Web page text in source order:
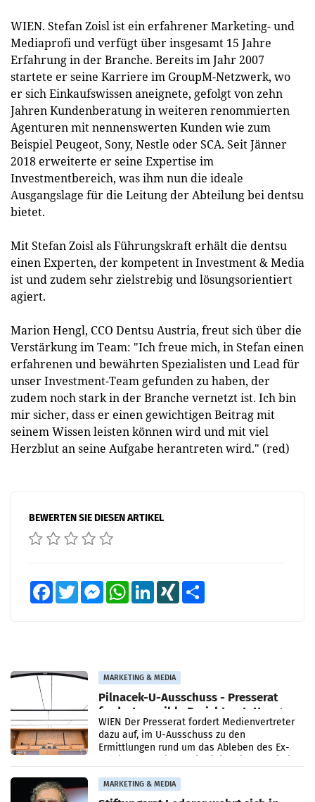
WIEN. Stefan Zoisl ist ein erfahrener Marketing- und
Mediaprofi und verfügt über insgesamt 15 Jahre
Erfahrung in der Branche. Bereits im Jahr 2007
startete er seine Karriere im GroupM-Netzwerk, wo
er sich Einkaufswissen aneignete, gefolgt von zehn
Jahren Kundenberatung in weiteren renommierten
Agenturen mit nennenswerten Kunden wie zum
Beispiel Peugeot, Sony, Nestle oder SCA. Seit Jänner
2018 erweiterte er seine Expertise im
Investmentbereich, was ihm nun die ideale
Ausgangslage für die Leitung der Abteilung bei dentsu
bietet.
Mit Stefan Zoisl als Führungskraft erhält die dentsu
einen Experten, der kompetent in Investment & Media
ist und zudem sehr zielstrebig und lösungsorientiert
agiert.
Marion Hengl, CCO Dentsu Austria, freut sich über die
Verstärkung im Team: "Ich freue mich, in Stefan einen
erfahrenen und bewährten Spezialisten und Lead für
unser Investment-Team gefunden zu haben, der
zudem noch stark in der Branche vernetzt ist. Ich bin
mir sicher, dass er einen gewichtigen Beitrag mit
seinem Wissen leisten können wird und mit viel
Herzblut an seine Aufgabe herantreten wird." (red)
BEWERTEN SIE DIESEN ARTIKEL
FacebookTwitter MessengerWhatsAppLinkedInXING
MARKETING & MEDIA
Pilnacek-U-Ausschuss - Presserat
fordert sensible Berichterstattung
WIEN Der Presserat fordert Medienvertreter
dazu auf, im U-Ausschuss zu den
Ermittlungen rund um das Ableben des Ex-
MARKETING & MEDIA